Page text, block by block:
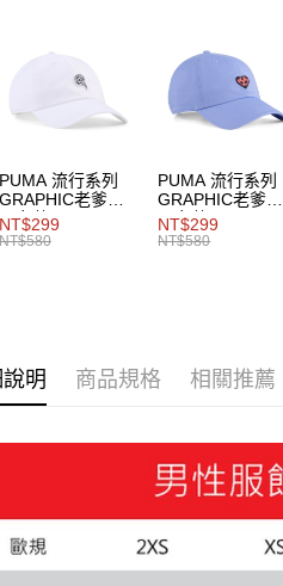
PUMA 流行系列
GRAPHIC老爹帽
男女共同
NT$299
NT$580
PUMA 流行系列
GRAPHIC老爹帽
男女共同
NT$299
NT$580
明 商品規格 相關推薦